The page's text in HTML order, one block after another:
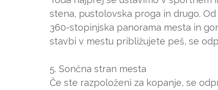
stena, pustolovska proga in drugo.
360-stopinjska panorama mesta in
stavbi v mestu približujete peš, se
5. Sončna stran mesta
Če ste razpoloženi za kopanje, se